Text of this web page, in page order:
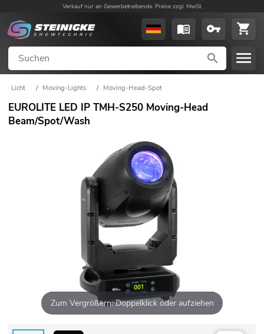
Verkauf nur an Gewerbetreibende. Preise zzgl. MwSt.
Licht / Moving-Lights / Moving-Head-Spot
EUROLITE LED IP TMH-S250 Moving-Head
Beam/Spot/Wash
Zum Vergrößern: Doppelklick oder aufziehen